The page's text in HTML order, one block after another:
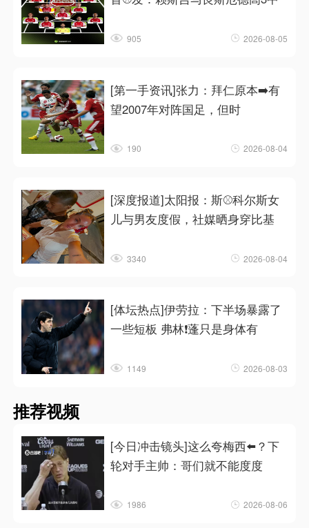
905 2026-08-05
[第一手资讯]张力：拜仁原本➡️有
望2007年对阵国足，但时
190 2026-08-04
[深度报道]太阳报：斯⚾科尔斯女
儿与男友度假，社媒晒身穿比基
3340 2026-08-04
[体坛热点]伊劳拉：下半场暴露了
一些短板 弗林❗蓬只是身体有
1149 2026-08-03
推荐视频
[今日冲击镜头]这么夸梅西⬅️？下
轮对手主帅：哥们就不能度度
1986 2026-08-06